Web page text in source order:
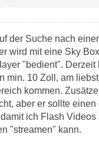
der Suche nach
wird mit eine Sky
"bedient". Derzeit
min. 10 Zoll, am
kommen.
aber er sollte einen
ich Flash Videos
"streamen" kann.